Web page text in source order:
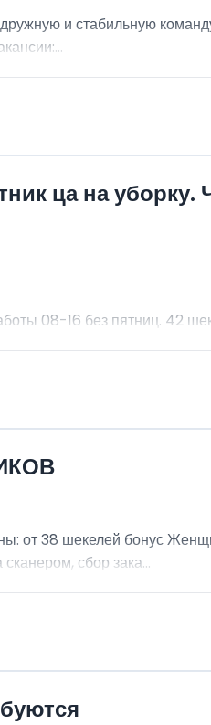
и стабильную
ца на
08-16 без пятниц. 42
шекелей бонус
сбор зака...